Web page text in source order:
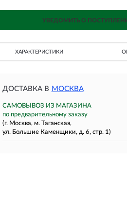
УВЕДОМИТЬ О
ХАРАКТЕРИСТИКИ
ДОСТАВКА В МОСКВА
САМОВЫВОЗ ИЗ МАГАЗИНА
по предварительному заказу
(г. Москва, м. Таганская,
ул. Большие Каменщики, д. 6, стр. 1)